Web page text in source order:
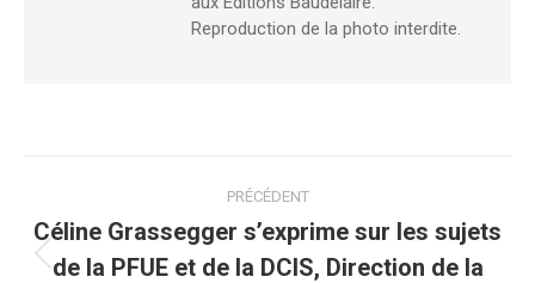
Reproduction de la photo interdite.
article
PRÉCÉDENT
Article
Céline Grassegger s’exprime sur les sujets
de la PFUE et de la DCIS, Direction de la